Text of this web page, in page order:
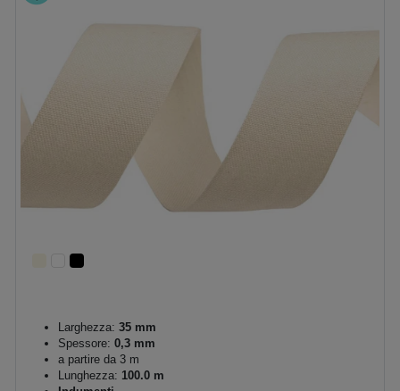
Larghezza: 35 mm
Spessore: 0,3 mm
a partire da 3 m
Lunghezza: 100.0 m